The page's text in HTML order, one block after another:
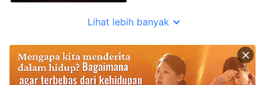
Lihat lebih banyak